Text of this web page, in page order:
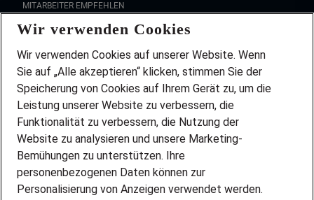
MITARBEITER EMPFEHLEN
FAQ
Wir stellen ein!
DEINE BERUFSGRUPPE
DEINE LEBENSSITUATION
PARTNERSHIP WITH AIRBUS
INITIATIV BEWERBEN
ÜBER UNS
STANDORTE
Wir verwenden Cookies
Wir verwenden Cookies auf unserer Website. Wenn
Sie auf „Alle akzeptieren“ klicken, stimmen Sie der
Speicherung von Cookies auf Ihrem Gerät zu, um die
Leistung unserer Website zu verbessern, die
Funktionalität zu verbessern, die Nutzung der
Website zu analysieren und unsere Marketing-
Bemühungen zu unterstützen. Ihre
personenbezogenen Daten können zur
Personalisierung von Anzeigen verwendet werden.